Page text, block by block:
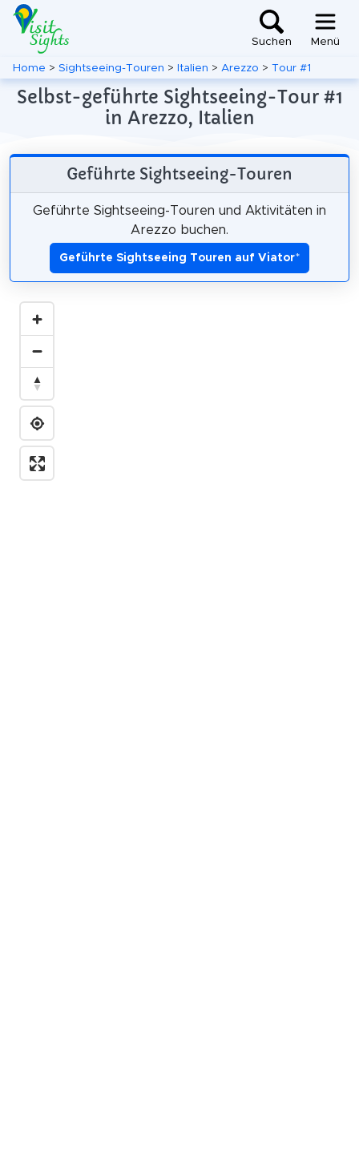
Suchen Menü
Home > Sightseeing-Touren > Italien > Arezzo > Tour #1
Selbst-geführte Sightseeing-Tour #1
in Arezzo, Italien
Geführte Sightseeing-Touren
Geführte Sightseeing-Touren und Aktivitäten in
Arezzo buchen.
Geführte Sightseeing Touren auf Viator*